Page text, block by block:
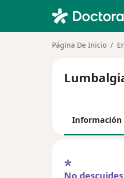
Página De Inicio
Información
No